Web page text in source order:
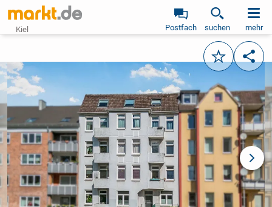
Kiel Postfach suchen mehr
Merken
vorheriges Bild